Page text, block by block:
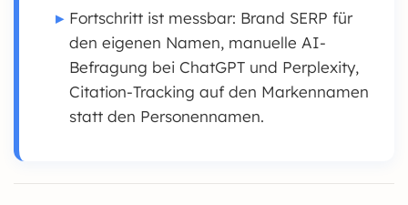
Fortschritt ist messbar: Brand SERP für
den eigenen Namen, manuelle AI-
Befragung bei ChatGPT und Perplexity,
Citation-Tracking auf den Markennamen
statt den Personennamen.